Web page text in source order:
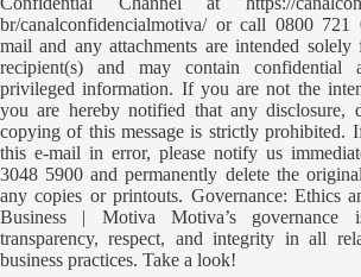
br/canalconfidencialmotiva/or call 0800 721
mail and any attachments are intended solely
recipient(s) and may contain confidential
privileged information. If you are not the
you are hereby notified that any disclosure,
copying of this message is strictly prohibited.
this e-mail in error, please notify us
3048 5900 and permanently delete the
any copies or printouts. Governance: Ethics
Business | Motiva Motiva’s governance
transparency, respect, and integrity in all
business practices. Take a look!